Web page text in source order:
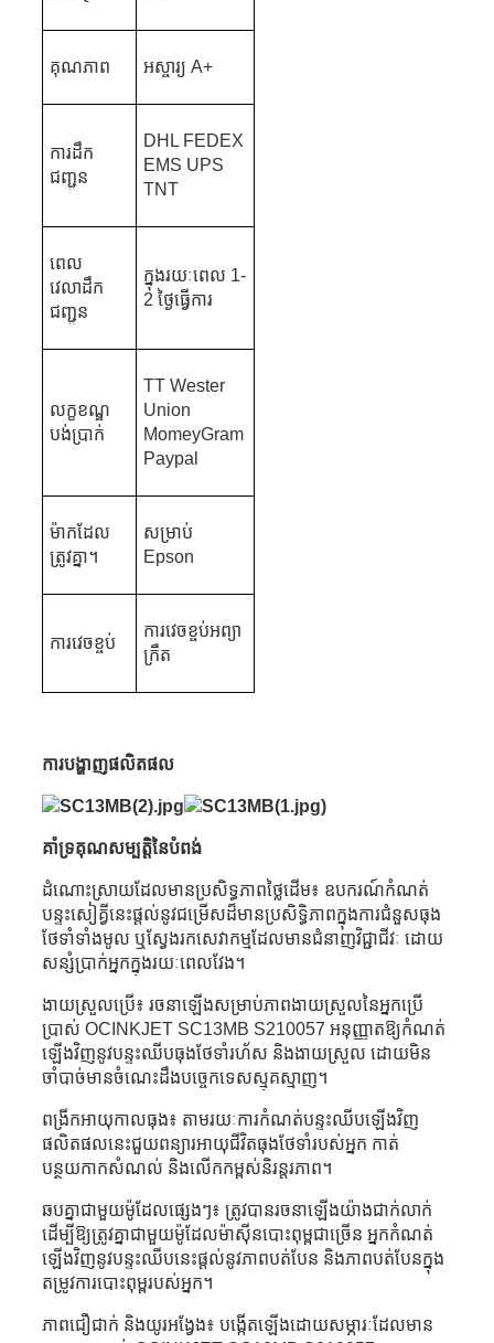
គុណភាព អស្ចារ្យ A+
ការដឹក
ជញ្ជូន
DHL FEDEX
EMS UPS
TNT
ពេល
វេលាដឹក
ជញ្ជូន
ក្នុងរយៈពេល 1-
2 ថ្ងៃធ្វើការ
លក្ខខណ្ឌ
បង់ប្រាក់
TT Wester
Union
MomeyGram
Paypal
ម៉ាកដែល
ត្រូវគ្នា។
សម្រាប់
Epson
ការវេចខ្ចប់
ការវេចខ្ចប់អព្យា
ក្រឹត
ការបង្ហាញផលិតផល
គាំទ្រគុណសម្បត្តិនៃបំពង់
ដំណោះស្រាយដែលមានប្រសិទ្ធភាពថ្លៃដើម៖ ឧបករណ៍កំណត់
បន្ទះសៀគ្វីនេះផ្តល់នូវជម្រើសដ៏មានប្រសិទ្ធិភាពក្នុងការជំនួសធុង
ថែទាំទាំងមូល ឬស្វែងរកសេវាកម្មដែលមានជំនាញវិជ្ជាជីវៈ ដោយ
សន្សំប្រាក់អ្នកក្នុងរយៈពេលវែង។
ងាយស្រួលប្រើ៖ រចនាឡើងសម្រាប់ភាពងាយស្រួលនៃអ្នកប្រើ
ប្រាស់ OCINKJET SC13MB S210057 អនុញ្ញាតឱ្យកំណត់
ឡើងវិញនូវបន្ទះឈីបធុងថែទាំរហ័ស និងងាយស្រួល ដោយមិន
ចាំបាច់មានចំណេះដឹងបច្ចេកទេសស្មុគស្មាញ។
ពង្រីកអាយុកាលធុង៖ តាមរយៈការកំណត់បន្ទះឈីបឡើងវិញ
ផលិតផលនេះជួយពន្យារអាយុជីវិតធុងថែទាំរបស់អ្នក កាត់
បន្ថយកាកសំណល់ និងលើកកម្ពស់និរន្តរភាព។
ឆបគ្នាជាមួយម៉ូដែលផ្សេងៗ៖ ត្រូវបានរចនាឡើងយ៉ាងជាក់លាក់
ដើម្បីឱ្យត្រូវគ្នាជាមួយម៉ូដែលម៉ាស៊ីនបោះពុម្ពជាច្រើន អ្នកកំណត់
ឡើងវិញនូវបន្ទះឈីបនេះផ្តល់នូវភាពបត់បែន និងភាពបត់បែនក្នុង
តម្រូវការបោះពុម្ពរបស់អ្នក។
ភាពជឿជាក់ និងយូរអង្វែង៖ បង្កើតឡើងដោយសម្ភារៈដែលមាន